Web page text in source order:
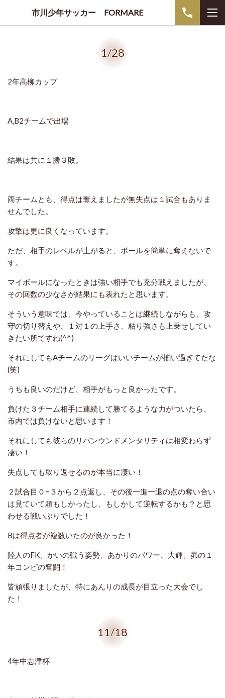
市川少年サッカー FORMARE
1/28
2年高柳カップ
A,B2チームで出場
結果は共に１勝３敗。
両チームとも、得点は奪えましたが無失点は１試合もありま
せんでした。
攻撃は更に良くなっています。
ただ、相手のレベルが上がると、ボールを簡単に奪えないで
す。
マイボールになったときは強い相手でも充分戦えましたが、
その回数の少なさが結果にも表れたと思います。
そういう意味では、今やっていることは継続しながらも、攻
守の切り替えや、１対１の上手さ、粘り強さも上乗せしてい
きたい所ですね(^^)
それにしてもAチームのリーグはいいチームが揃い過ぎてたな
(笑)
うちも良いのだけど、相手がもっと良かったです。
負けた３チーム相手に連続して勝てるような力がついたら、
市内では負けないと思います！
それにしても彼らのリバンウンドメンタリティは相変わらず
凄い！
失点しても取り返せるのが本当に凄い！
２試合目０−３から２点返し、その後一進一退の点の奪い合い
は見ていて頼もしかったし、もしかして逆転するかも？と思
わせる戦いぶりでした！
Bは得点者が複数いたのが良かった！
陸人のFK、かいの戦う姿勢、あかりのパワー、大輝、昴の１
年コンビの奮闘！
皆頑張りましたが、特にあんりの成長が目立った大会でし
た！
11/18
4年中志津杯